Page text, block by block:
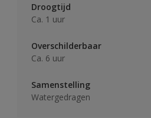
Droogtijd
Ca. 1 uur
Overschilderbaar
Ca. 6 uur
Samenstelling
Watergedragen